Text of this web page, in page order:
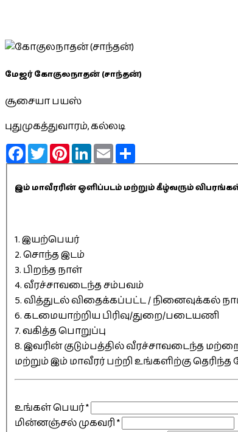
மேஜர் கோகுலநாதன் (சாந்தன்)
சூசையா பயஸ்
புதுமுகத்துவாரம், கல்லடி
FacebookTwitterPinterestLinkedInEmail
இம் மாவீரரின் ஒளிப்படம் மற்றும் கீழ்வரும்
1. இயற்பெயர்
2. சொந்த இடம்
3. பிறந்த நாள்
4. வீரச்சாவடைந்த சம்பவம்
5. வித்துடல் விதைக்கப்பட்ட / நினைவுக்கல்
6. கடமையாற்றிய பிரிவு/துறை/படையணி
7. வகித்த பொறுப்பு
8. இவரின் குடும்பத்தில் வீரச்சாவடைந்த
மற்றும் இம் மாவீரர் பற்றி உங்களிற்கு
உங்கள் பெயர்*
மின்னஞ்சல் முகவரி*